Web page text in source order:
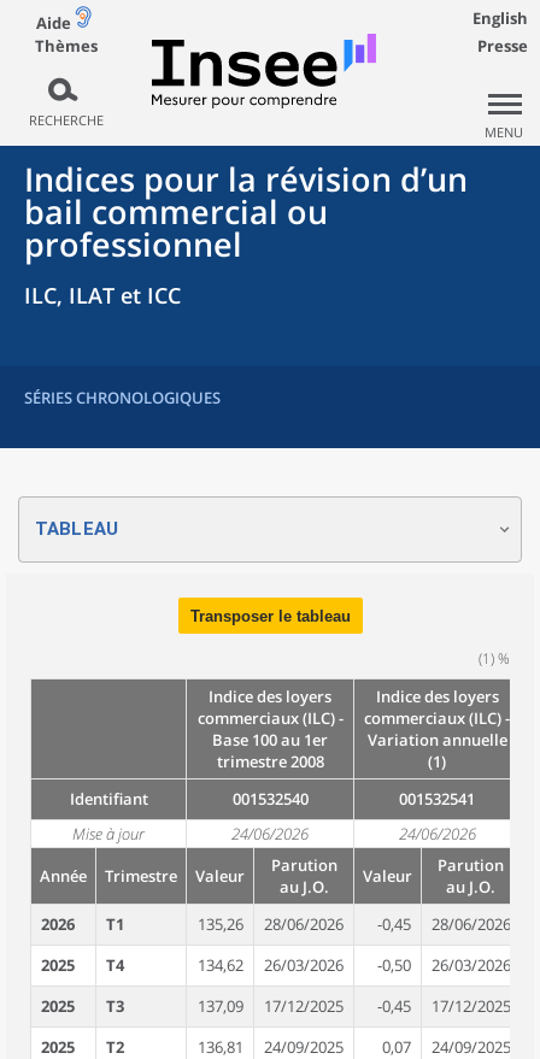
Aide
Thèmes
RECHERCHE
English
Presse
MENU
Indices pour la révision d’un
bail commercial ou
professionnel
ILC, ILAT et ICC
SÉRIES CHRONOLOGIQUES
TABLEAU
Transposer le tableau
(1) %
Indice des loyers
commerciaux (ILC) -
Base 100 au 1er
trimestre 2008
Indice des loyers
commerciaux (ILC) -
Variation annuelle
(1)
Identifiant
001532540
001532541
Mise à jour
24/06/2026
24/06/2026
Année
Trimestre Valeur
Parution
au J.O.
Valeur
Parution
au J.O.
2026
T1 135,26 28/06/2026 -0,45
28/06/2026
2025
T4 134,62 26/03/2026 -0,50
26/03/2026
2025
T3 137,09 17/12/2025 -0,45
17/12/2025
2025
T2 136,81 24/09/2025 0,07
24/09/2025